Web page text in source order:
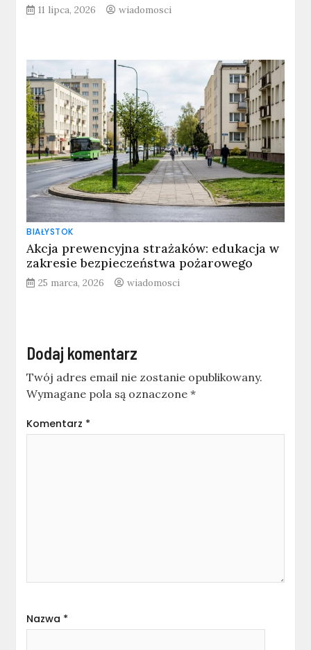
11 lipca, 2026 wiadomosci
BIAŁYSTOK
Akcja prewencyjna strażaków: edukacja w
zakresie bezpieczeństwa pożarowego
25 marca, 2026 wiadomosci
Dodaj komentarz
Twój adres email nie zostanie opublikowany.
Wymagane pola są oznaczone*
Komentarz *
Nazwa *